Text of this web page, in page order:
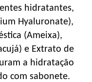
hidratantes,
Hyaluronate),
(Ameixa),
e Extrato de
a hidratação
com sabonete.